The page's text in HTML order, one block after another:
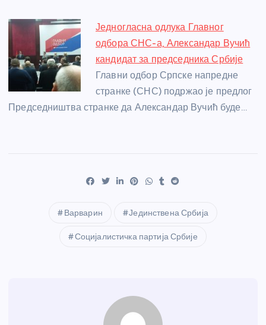
Једногласна одлука Главног
одбора СНС-а, Александар Вучић
кандидат за председника Србије
Главни одбор Српске напредне
странке (СНС) подржао је предлог
Председништва странке да Александар Вучић буде…
Варварин Јединствена Србија
Социјалистичка партија Србије